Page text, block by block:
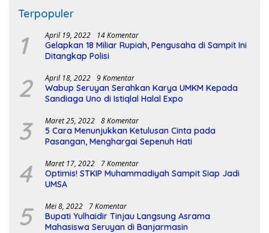
Terpopuler
1 April 19, 2022 14 Komentar
Gelapkan 18 Miliar Rupiah, Pengusaha di Sampit Ini
Ditangkap Polisi
2 April 18, 2022 9 Komentar
Wabup Seruyan Serahkan Karya UMKM Kepada
Sandiaga Uno di Istiqlal Halal Expo
3 Maret 25, 2022 8 Komentar
5 Cara Menunjukkan Ketulusan Cinta pada
Pasangan, Menghargai Sepenuh Hati
4 Maret 17, 2022 7 Komentar
Optimis! STKIP Muhammadiyah Sampit Siap Jadi
UMSA
5 Mei 8, 2022 7 Komentar
Bupati Yulhaidir Tinjau Langsung Asrama
Mahasiswa Seruyan di Banjarmasin